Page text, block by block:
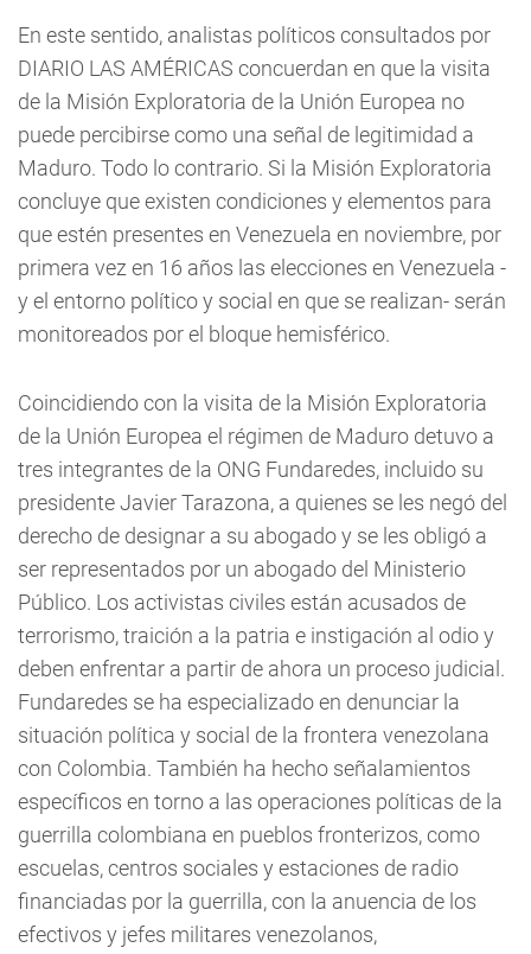
En este sentido, analistas políticos consultados por
DIARIO LAS AMÉRICAS concuerdan en que la visita
de la Misión Exploratoria de la Unión Europea no
puede percibirse como una señal de legitimidad a
Maduro. Todo lo contrario. Si la Misión Exploratoria
concluye que existen condiciones y elementos para
que estén presentes en Venezuela en noviembre, por
primera vez en 16 años las elecciones en Venezuela -
y el entorno político y social en que se realizan- serán
monitoreados por el bloque hemisférico.
Coincidiendo con la visita de la Misión Exploratoria
de la Unión Europea el régimen de Maduro detuvo a
tres integrantes de la ONG Fundaredes, incluido su
presidente Javier Tarazona, a quienes se les negó del
derecho de designar a su abogado y se les obligó a
ser representados por un abogado del Ministerio
Público. Los activistas civiles están acusados de
terrorismo, traición a la patria e instigación al odio y
deben enfrentar a partir de ahora un proceso judicial.
Fundaredes se ha especializado en denunciar la
situación política y social de la frontera venezolana
con Colombia. También ha hecho señalamientos
específicos en torno a las operaciones políticas de la
guerrilla colombiana en pueblos fronterizos, como
escuelas, centros sociales y estaciones de radio
financiadas por la guerrilla, con la anuencia de los
efectivos y jefes militares venezolanos,